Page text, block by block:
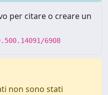
per citare o creare un
6908
non sono stati